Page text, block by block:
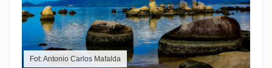
Fot: Antonio Carlos Mafalda